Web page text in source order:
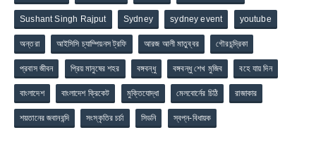
Sushant Singh Rajput Sydney sydney event youtube
অন্তরা আইসিসি চ্যাম্পিয়নস ট্রফি আরজ আলী মাতুব্বর গৌরচন্দ্রিকা
প্রবাস জীবন প্রিয় মানুষের শহর বঙ্গবন্ধু বঙ্গবন্ধু শেখ মুজিব বহে যায় দিন
বাংলাদেশ বাংলাদেশ ক্রিকেট মুক্তিযোদ্ধা মেলবোর্নের চিঠি রাজাকার
শয়তানের জবানবন্দি সংস্কৃতির চর্চা সিডনি স্বপ্ন-বিধায়ক